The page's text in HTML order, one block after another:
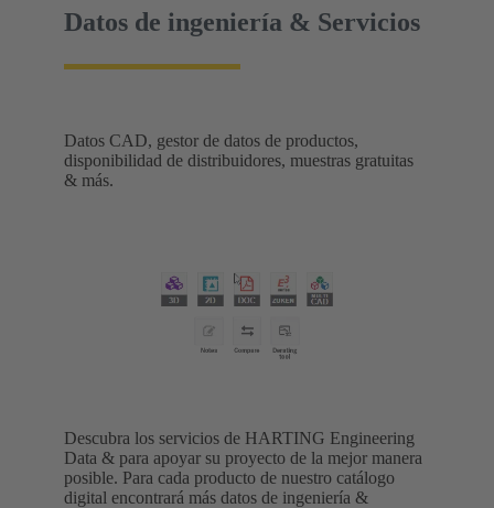
Datos de ingeniería & Servicios
Datos CAD, gestor de datos de productos,
disponibilidad de distribuidores, muestras gratuitas
& más.
Descubra los servicios de HARTING Engineering
Data & para apoyar su proyecto de la mejor manera
posible. Para cada producto de nuestro catálogo
digital encontrará más datos de ingeniería &